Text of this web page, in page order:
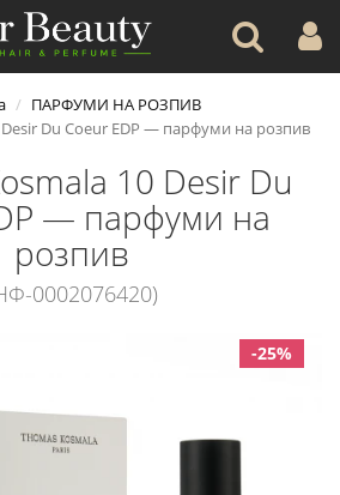
ПАРФУМИ НА РОЗПИВ
Du Coeur EDP — парфуми на розпив
10 Desir Du
— парфуми на
розпив
0002076420)
-25%